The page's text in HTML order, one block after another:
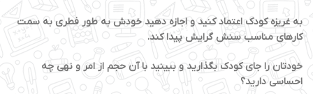
به غریزه کودک اعتماد کنید و اجازه دهید خودش به طور فطری به سمت
کارهای مناسب سنش گرایش پیدا کند.
خودتان را جای کودک بگذارید و ببینید با آن حجم از امر و نهی چه
احساسی دارید؟